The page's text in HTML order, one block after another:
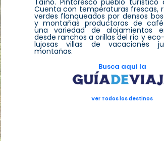
Cuenta con temperaturas frescas,
verdes flanqueados por densos
y montañas productoras de
una variedad de alojamientos
desde ranchos a orillas del río y
lujosas villas de vacaciones
montañas.
Busca aqui la
Ver Todos los destinos